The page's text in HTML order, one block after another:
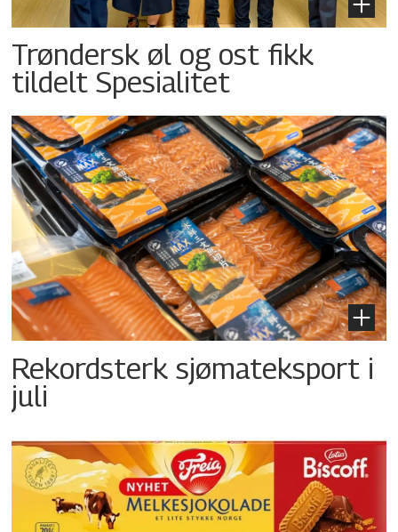
Trøndersk øl og ost fikk
tildelt Spesialitet
Rekordsterk sjømateksport i
juli